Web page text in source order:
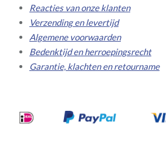
Reacties van onze klanten
Verzending en levertijd
Algemene voorwaarden
Bedenktijd en herroepingsrecht
Garantie, klachten en retourname